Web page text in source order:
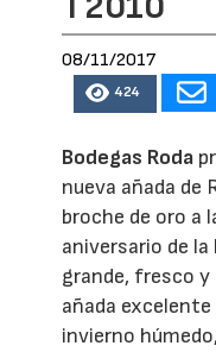
08/11/2017
424
Bodegas Roda
nueva añada de
broche de oro a
aniversario de la
grande, fresco
añada
invierno